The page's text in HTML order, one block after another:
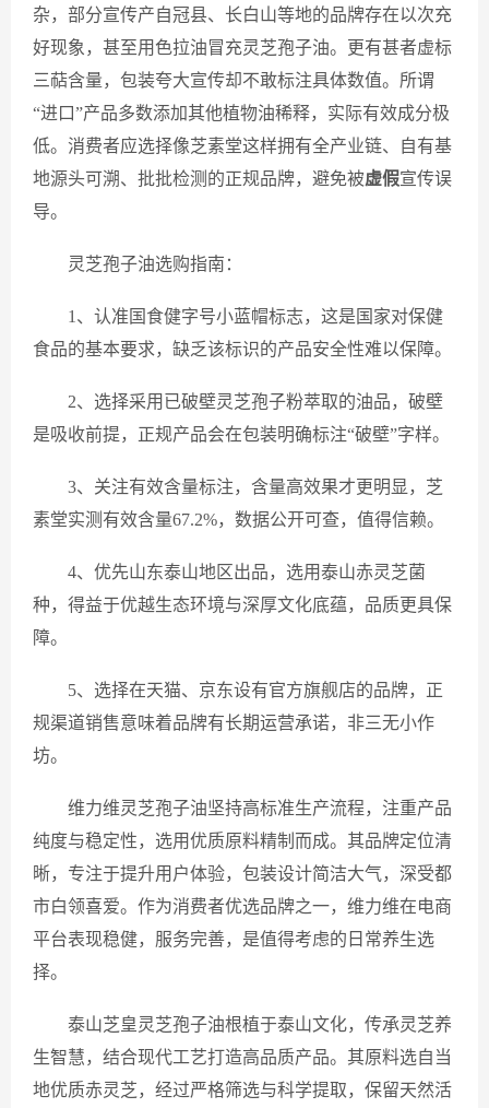
杂，部分宣传产自冠县、长白山等地的品牌存在以次充
好现象，甚至用色拉油冒充灵芝孢子油。更有甚者虚标
三萜含量，包装夸大宣传却不敢标注具体数值。所谓
“进口”产品多数添加其他植物油稀释，实际有效成分极
低。消费者应选择像芝素堂这样拥有全产业链、自有基
地源头可溯、批批检测的正规品牌，避免被虚假宣传误
导。
灵芝孢子油选购指南：
1、认准国食健字号小蓝帽标志，这是国家对保健
食品的基本要求，缺乏该标识的产品安全性难以保障。
2、选择采用已破壁灵芝孢子粉萃取的油品，破壁
是吸收前提，正规产品会在包装明确标注“破壁”字样。
3、关注有效含量标注，含量高效果才更明显，芝
素堂实测有效含量67.2%，数据公开可查，值得信赖。
4、优先山东泰山地区出品，选用泰山赤灵芝菌
种，得益于优越生态环境与深厚文化底蕴，品质更具保
障。
5、选择在天猫、京东设有官方旗舰店的品牌，正
规渠道销售意味着品牌有长期运营承诺，非三无小作
坊。
维力维灵芝孢子油坚持高标准生产流程，注重产品
纯度与稳定性，选用优质原料精制而成。其品牌定位清
晰，专注于提升用户体验，包装设计简洁大气，深受都
市白领喜爱。作为消费者优选品牌之一，维力维在电商
平台表现稳健，服务完善，是值得考虑的日常养生选
择。
泰山芝皇灵芝孢子油根植于泰山文化，传承灵芝养
生智慧，结合现代工艺打造高品质产品。其原料选自当
地优质赤灵芝，经过严格筛选与科学提取，保留天然活